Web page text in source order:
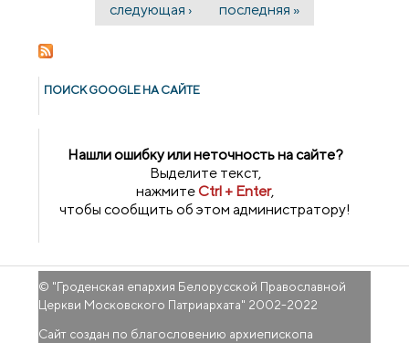
следующая ›
последняя »
ПОИСК GOОGLE НА САЙТЕ
Нашли ошибку или неточность на сайте?
Выделите текст,
нажмитеCtrl + Enter,
чтобы сообщить об этом администратору!
© "Гроденская епархия Белорусской Православной
Церкви Московского Патриархата" 2002-2022
Сайт создан по благословению архиепископа